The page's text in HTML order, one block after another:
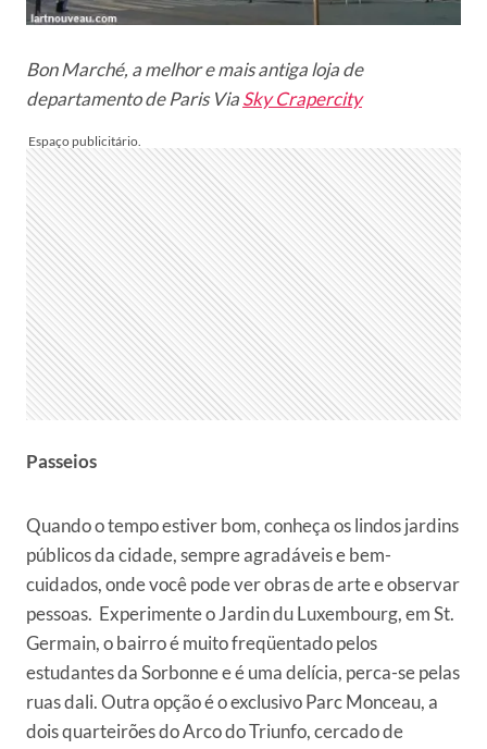
Bon Marché, a melhor e mais antiga loja de
departamento de Paris ViaSky Crapercity
Passeios
Quando o tempo estiver bom, conheça os lindos jardins
públicos da cidade, sempre agradáveis e bem-
cuidados, onde você pode ver obras de arte e observar
pessoas. Experimente o Jardin du Luxembourg, em St.
Germain, o bairro é muito freqüentado pelos
estudantes da Sorbonne e é uma delícia, perca-se pelas
ruas dali. Outra opção é o exclusivo Parc Monceau, a
dois quarteirões do Arco do Triunfo, cercado de